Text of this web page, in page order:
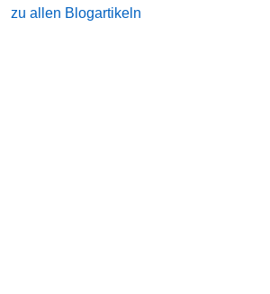
zu allen Blogartikeln